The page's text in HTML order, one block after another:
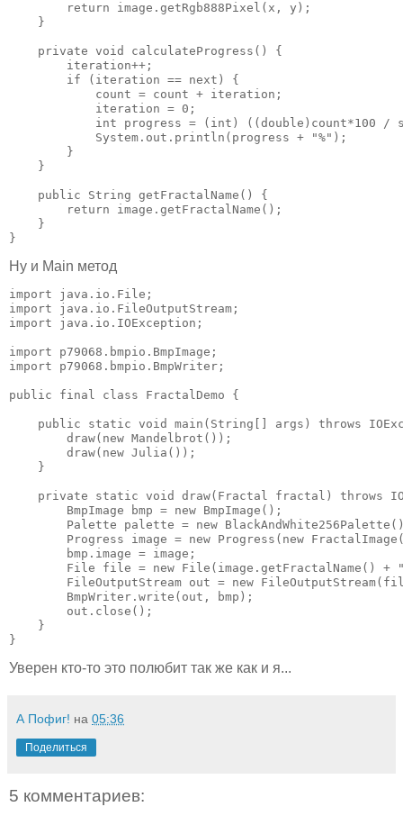
        return image.getRgb888Pixel(x, y);
    }
    private void calculateProgress() {
        iteration++;
        if (iteration == next) {
            count = count + iteration;
            iteration = 0;
int progress = (int) ((double)count*100 /
            System.out.println(progress + "%");
        }
    }
    public String getFractalName() {
        return image.getFractalName();
    }
}
Ну и Main метод
import java.io.File;
import java.io.FileOutputStream;
import java.io.IOException;
import p79068.bmpio.BmpImage;
import p79068.bmpio.BmpWriter;
public final class FractalDemo {
public static void main(String[] args) throws
        draw(new Mandelbrot());
        draw(new Julia());
    }
private static void draw(Fractal fractal) throws
        BmpImage bmp = new BmpImage();
Palette palette = new
Progress image = new Progress(new
        bmp.image = image;
File file = new File(image.getFractalName() +
FileOutputStream out = new
        BmpWriter.write(out, bmp);
        out.close();
    }
}
Уверен кто-то это полюбит так же как и я...
А Пофиг! на 05:36
Поделиться
5 комментариев: